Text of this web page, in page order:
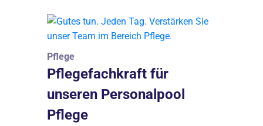
Pflege
Pflegefachkraft für
unseren Personalpool
Pflege